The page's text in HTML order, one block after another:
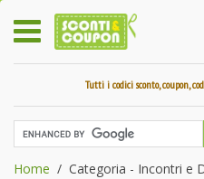
Tutti i codici sconto, coupon,
Home Categoria - Incontri e